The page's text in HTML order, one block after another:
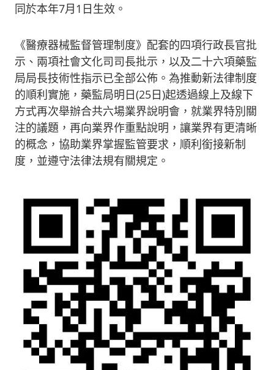
同於本年7月1日生效。
《醫療器械監督管理制度》配套的四項行政長官批
示、兩項社會文化司司長批示，以及二十六項藥監
局局長技術性指示已全部公佈。為推動新法律制度
的順利實施，藥監局明日(25日)起透過線上及線下
方式再次舉辦合共六場業界說明會，就業界特別關
注的議題，再向業界作重點說明，讓業界有更清晰
的概念，協助業界掌握監管要求，順利銜接新制
度，並遵守法律法規有關規定。